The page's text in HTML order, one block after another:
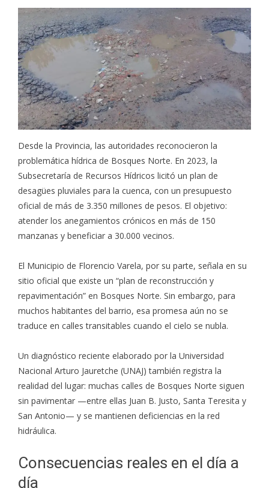
Desde la Provincia, las autoridades reconocieron la
problemática hídrica de Bosques Norte. En 2023, la
Subsecretaría de Recursos Hídricos licitó un plan de
desagües pluviales para la cuenca, con un presupuesto
oficial de más de 3.350 millones de pesos. El objetivo:
atender los anegamientos crónicos en más de 150
manzanas y beneficiar a 30.000 vecinos.
El Municipio de Florencio Varela, por su parte, señala en su
sitio oficial que existe un “plan de reconstrucción y
repavimentación” en Bosques Norte. Sin embargo, para
muchos habitantes del barrio, esa promesa aún no se
traduce en calles transitables cuando el cielo se nubla.
Un diagnóstico reciente elaborado por la Universidad
Nacional Arturo Jauretche (UNAJ) también registra la
realidad del lugar: muchas calles de Bosques Norte siguen
sin pavimentar —entre ellas Juan B. Justo, Santa Teresita y
San Antonio— y se mantienen deficiencias en la red
hidráulica.
Consecuencias reales en el día a
día